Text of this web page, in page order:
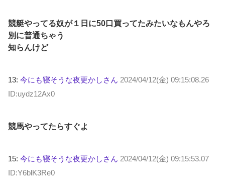
競艇やってる奴が１日に50口買ってたみたいなもんやろ
別に普通ちゃう
知らんけど
13: 今にも寝そうな夜更かしさん 2024/04/12(金) 09:15:08.26
ID:uydz12Ax0
競馬やってたらすぐよ
15: 今にも寝そうな夜更かしさん 2024/04/12(金) 09:15:53.07
ID:Y6blK3Re0